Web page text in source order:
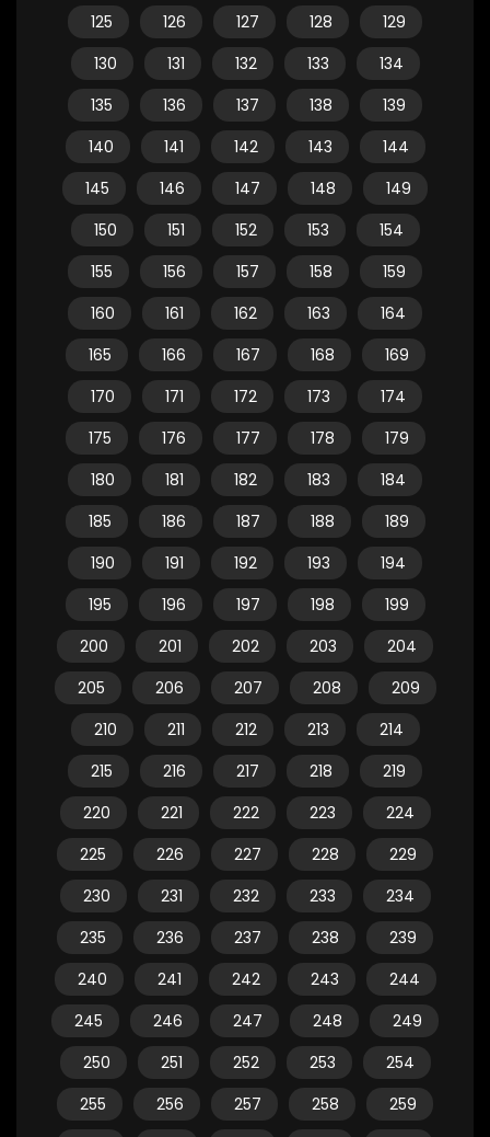
125
126 127 128
129
130
131 132 133
134
135
136 137 138
139
140
141 142 143
144
145
146 147 148
149
150
151 152 153
154
155
156 157 158
159
160
161 162 163
164
165
166 167 168
169
170
171 172 173
174
175
176 177 178
179
180
181 182 183
184
185
186 187 188
189
190
191 192 193
194
195
196 197 198
199
200
201 202 203
204
205
206 207 208
209
210
211 212 213
214
215
216 217 218
219
220
221 222 223
224
225
226 227 228
229
230
231 232 233
234
235
236 237 238
239
240
241 242 243
244
245
246 247 248
249
250
251 252 253
254
255
256 257 258
259